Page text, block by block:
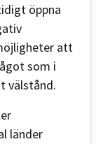
öppna
att
som i
välstånd.
länder